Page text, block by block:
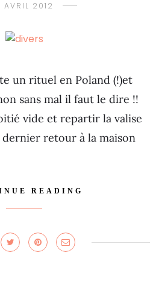
AVRIL 2012
un rituel en Poland (!)et
sans mal il faut le dire !!
vide et repartir la valise
retour à la maison
READING